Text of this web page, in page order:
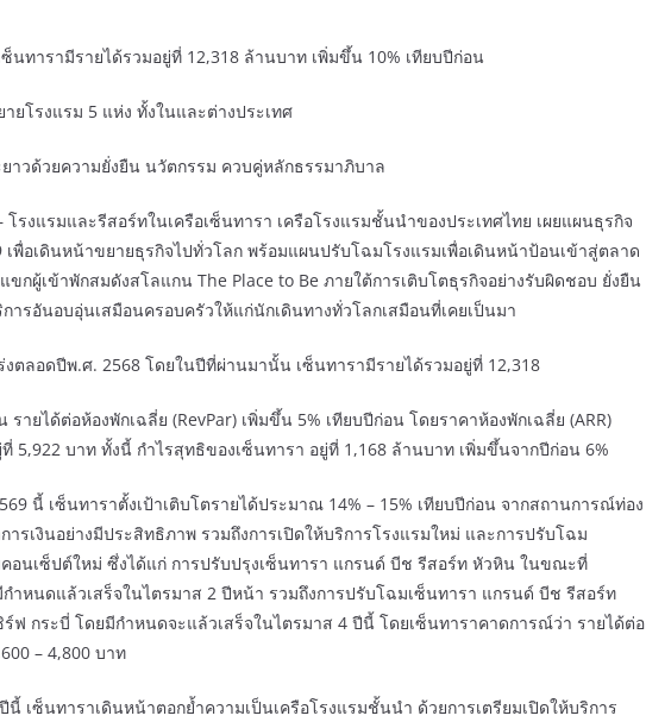
นทารามีรายได้รวมอยู่ที่ 12,318 ล้านบาท เพิ่มขึ้น 10% เทียบปีก่อน
ายโรงแรม 5 แห่ง ทั้งในและต่างประเทศ
าวด้วยความยั่งยืน นวัตกรรม ควบคู่หลักธรรมาภิบาล
โรงแรมและรีสอร์ทในเครือเซ็นทารา เครือโรงแรมชั้นนำของประเทศไทย เผยแผนธุรกิจ
พื่อเดินหน้าขยายธุรกิจไปทั่วโลก พร้อมแผนปรับโฉมโรงแรมเพื่อเดินหน้าป้อนเข้าสู่ตลาด
กผู้เข้าพักสมดังสโลแกน The Place to Be ภายใต้การเติบโตธุรกิจอย่างรับผิดชอบ ยั่งยืน
รอันอบอุ่นเสมือนครอบครัวให้แก่นักเดินทางทั่วโลกเสมือนที่เคยเป็นมา
ตลอดปีพ.ศ. 2568 โดยในปีที่ผ่านมานั้น เซ็นทารามีรายได้รวมอยู่ที่ 12,318
ายได้ต่อห้องพักเฉลี่ย (RevPar) เพิ่มขึ้น 5% เทียบปีก่อน โดยราคาห้องพักเฉลี่ย (ARR)
5,922 บาท ทั้งนี้ กำไรสุทธิของเซ็นทารา อยู่ที่ 1,168 ล้านบาท เพิ่มขึ้นจากปีก่อน 6%
นี้ เซ็นทาราตั้งเป้าเติบโตรายได้ประมาณ 14% – 15% เทียบปีก่อน จากสถานการณ์ท่อง
รเงินอย่างมีประสิทธิภาพ รวมถึงการเปิดให้บริการโรงแรมใหม่ และการปรับโฉม
อนเซ็ปต์ใหม่ ซึ่งได้แก่ การปรับปรุงเซ็นทารา แกรนด์ บีช รีสอร์ท หัวหิน ในขณะที่
กำหนดแล้วเสร็จในไตรมาส 2 ปีหน้า รวมถึงการปรับโฉมเซ็นทารา แกรนด์ บีช รีสอร์ท
ฟ กระบี่ โดยมีกำหนดจะแล้วเสร็จในไตรมาส 4 ปีนี้ โดยเซ็นทาราคาดการณ์ว่า รายได้ต่อ
– 4,800 บาท
เซ็นทาราเดินหน้าตอกย้ำความเป็นเครือโรงแรมชั้นนำ ด้วยการเตรียมเปิดให้บริการ